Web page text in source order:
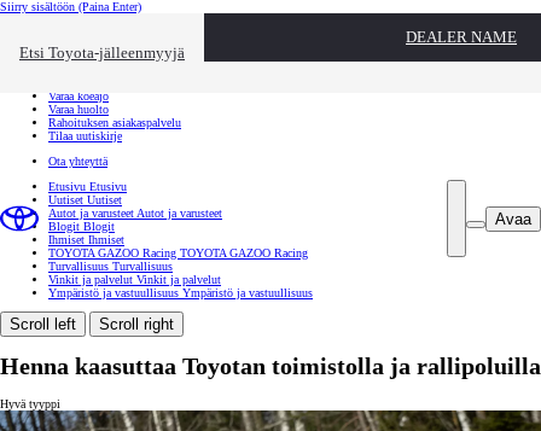
Siirry sisältöön (Paina Enter)
Etsi Toyota-jälleenmyyjä
DEALER NAME
Toyota palvelee Sulje
Varaa koeajo
Varaa huolto
Rahoituksen asiakaspalvelu
Tilaa uutiskirje
Ota yhteyttä
Avaa
Etusivu Etusivu
Uutiset Uutiset
Autot ja varusteet Autot ja varusteet
Blogit Blogit
Ihmiset Ihmiset
TOYOTA GAZOO Racing TOYOTA GAZOO Racing
Turvallisuus Turvallisuus
Vinkit ja palvelut Vinkit ja palvelut
Ympäristö ja vastuullisuus Ympäristö ja vastuullisuus
Scroll left Scroll right
Henna kaasuttaa Toyotan toimistolla ja rallipoluilla
Hyvä tyyppi